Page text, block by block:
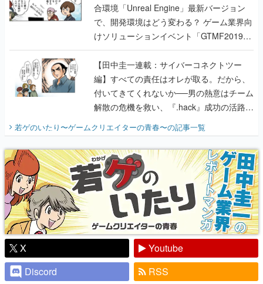
合環境「Unreal Engine」最新バージョン
で、開発環境はどう変わる？ ゲーム業界向
けソリューションイベント「GTMF2019」
に行って、より理解を深めよう【PR】
【田中圭一連載：サイバーコネクトツー
編】すべての責任はオレが取る。だから、
付いてきてくれないか──男の熱意はチーム
解散の危機を救い、『.hack』成功の活路を
『少年ジャンプ』色だった【若ゲのいた
り】
若ゲのいたり〜ゲームクリエイターの青春〜の記事一覧
X
Youtube
Discord
RSS